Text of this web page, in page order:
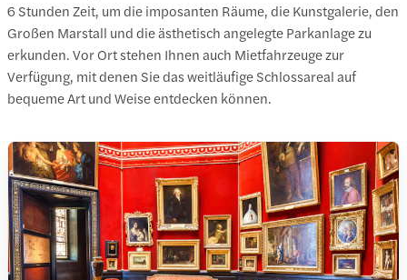
6 Stunden Zeit, um die imposanten Räume, die Kunstgalerie, den
Großen Marstall und die ästhetisch angelegte Parkanlage zu
erkunden. Vor Ort stehen Ihnen auch Mietfahrzeuge zur
Verfügung, mit denen Sie das weitläufige Schlossareal auf
bequeme Art und Weise entdecken können.